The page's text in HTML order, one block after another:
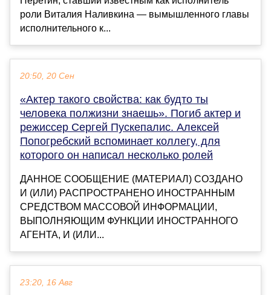
роли Виталия Наливкина — вымышленного главы
исполнительного к...
20:50, 20 Сен
«Актер такого свойства: как будто ты
человека полжизни знаешь». Погиб актер и
режиссер Сергей Пускепалис. Алексей
Попогребский вспоминает коллегу, для
которого он написал несколько ролей
ДАННОЕ СООБЩЕНИЕ (МАТЕРИАЛ) СОЗДАНО
И (ИЛИ) РАСПРОСТРАНЕНО ИНОСТРАННЫМ
СРЕДСТВОМ МАССОВОЙ ИНФОРМАЦИИ,
ВЫПОЛНЯЮЩИМ ФУНКЦИИ ИНОСТРАННОГО
АГЕНТА, И (ИЛИ...
23:20, 16 Авг